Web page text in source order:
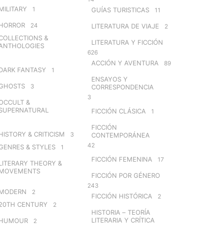
1
24
&
FANTASY 1
3
&
& CRITICISM 3
& STYLES 1
THEORY &
2
CENTURY 2
2
GUÍAS TURISTICAS 11
LITERATURA DE VIAJE 2
LITERATURA Y FICCIÓN
626
ACCIÓN Y AVENTURA 89
ENSAYOS Y
CORRESPONDENCIA
3
FICCIÓN CLÁSICA 1
FICCIÓN
CONTEMPORÁNEA
42
FICCIÓN FEMENINA 17
FICCIÓN POR GÉNERO
243
FICCIÓN HISTÓRICA 2
HISTORIA – TEORÍA
LITERARIA Y CRÍTICA